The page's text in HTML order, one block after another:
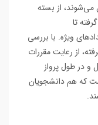
می‌شوند، از بسته
تا
ویژه. با بررسی
از رعایت مقررات
و در طول پرواز
که هم دانشجویان